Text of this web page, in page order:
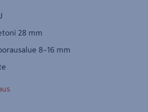
28 mm
8–16 mm